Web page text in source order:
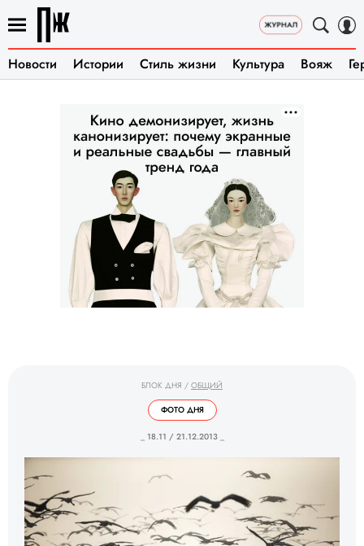
Новости Истории Стиль жизни Культура Вояж
БЛОК ДНЯ / ОБЩИЙ
ФОТО ДНЯ
_ 18.11 / 21.12.2013 _